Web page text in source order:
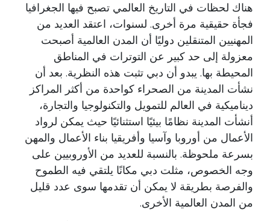
هناك لحظات في التاريخ العالمي تصبح فيها الجغرافيا
فجأة حقيقية مرة أخرى. لسنوات، اعتقد العديد من
المهنيين المتنقلين دوليًا أن المدن العالمية أصبحت
معزولة إلى حد كبير عن التوترات في المناطق
المحيطة بها. يبدو أن دبي تثبت هذه النظرية. بعد أن
نشأت المدينة من الصحراء كواحدة من أكثر المراكز
ديناميكية في العالم للتمويل والتكنولوجيا والتجارة،
أنشأت المدينة نظامًا بيئيًا استثنائيًا حيث يمكن لرواد
الأعمال من أوروبا وآسيا وأفريقيا بناء الأعمال والمهن
بسرعة ملحوظة. بالنسبة للعديد من الأوروبيين على
وجه الخصوص، مثلت دبي مكانًا يلتقي فيه الطموح
والفرصة بطريقة لا يمكن أن تقدمها سوى عدد قليل
من المدن العالمية الأخرى.